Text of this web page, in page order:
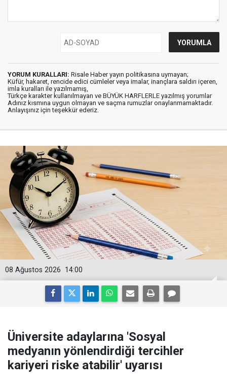
YORUM KURALLARI: Risale Haber yayın politikasına uymayan;
Küfür, hakaret, rencide edici cümleler veya imalar, inançlara saldırı içeren,
imla kuralları ile yazılmamış,
Türkçe karakter kullanılmayan ve BÜYÜK HARFLERLE yazılmış yorumlar
Adınız kısmına uygun olmayan ve saçma rumuzlar onaylanmamaktadır.
Anlayışınız için teşekkür ederiz.
14:00
08 Ağustos 2026
Üniversite adaylarına 'Sosyal
medyanın yönlendirdiği tercihler
kariyeri riske atabilir' uyarısı